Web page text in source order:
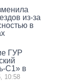
из-за
в
ГУР
С1» в
10:58